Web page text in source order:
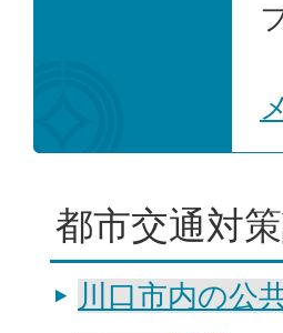
都市交通対
川口市内の公